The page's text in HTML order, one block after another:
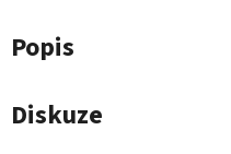
Popis
Diskuze